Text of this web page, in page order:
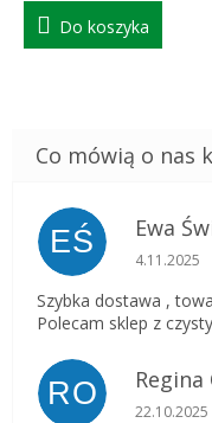
Do koszyka
EŚ Ewa
Ocena
4.11.2025
Szybka dostawa ,
Polecam sklep z
RO Ocena
22.10.2025